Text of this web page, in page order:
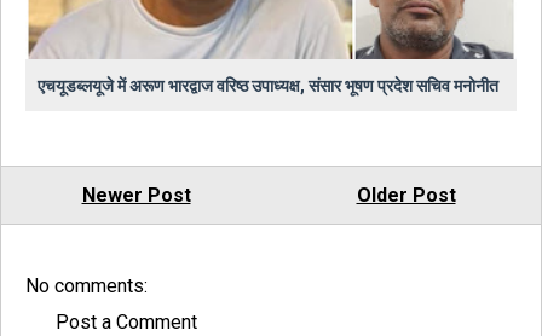
एचयूडब्लयूजे में अरूण भारद्वाज वरिष्ठ उपाध्यक्ष, संसार भूषण प्रदेश सचिव मनोनीत
Newer Post Older Post
No comments:
Post a Comment